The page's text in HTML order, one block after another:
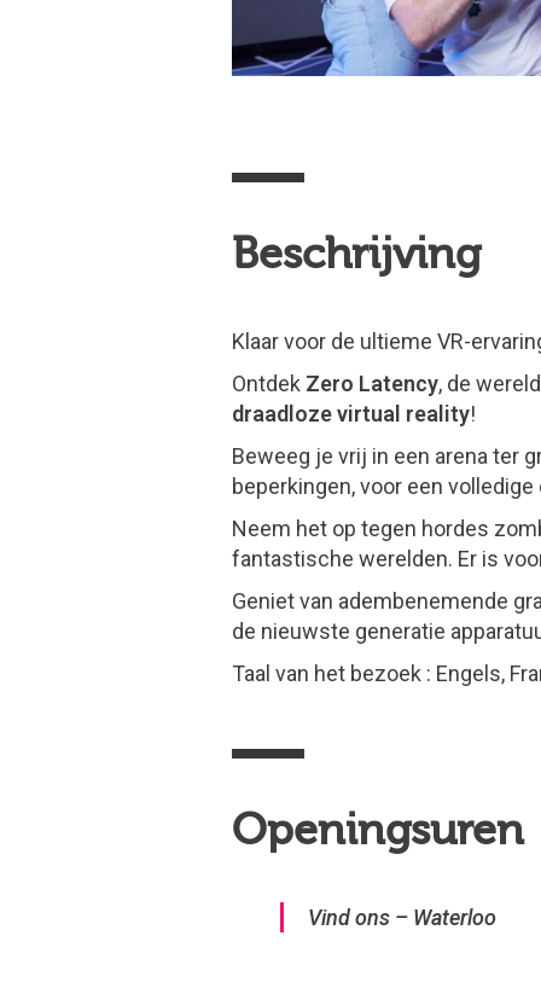
Beschrijving
Klaar voor de ultieme VR-
Ontdek Zero Latency, de
draadloze virtual reality!
Beweeg je vrij in een arena ter
beperkingen, voor een
Neem het op tegen hordes
fantastische werelden. Er is
Geniet van adembenemende
de nieuwste generatie
Taal van het bezoek : Engels,
Openingsuren
Vind ons – Waterloo